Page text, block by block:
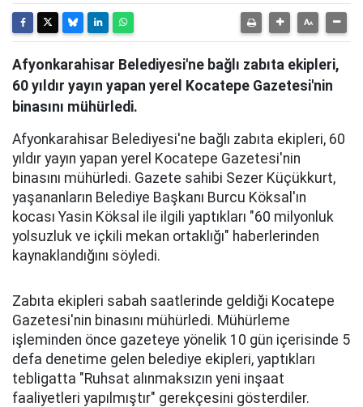
Afyonkarahisar Belediyesi'ne bağlı zabıta ekipleri,
60 yıldır yayın yapan yerel Kocatepe Gazetesi'nin
binasını mühürledi.
Afyonkarahisar Belediyesi'ne bağlı zabıta ekipleri, 60
yıldır yayın yapan yerel Kocatepe Gazetesi'nin
binasını mühürledi. Gazete sahibi Sezer Küçükkurt,
yaşananların Belediye Başkanı Burcu Köksal'ın
kocası Yasin Köksal ile ilgili yaptıkları "60 milyonluk
yolsuzluk ve içkili mekan ortaklığı" haberlerinden
kaynaklandığını söyledi.
Zabıta ekipleri sabah saatlerinde geldiği Kocatepe
Gazetesi'nin binasını mühürledi. Mühürleme
işleminden önce gazeteye yönelik 10 gün içerisinde 5
defa denetime gelen belediye ekipleri, yaptıkları
tebligatta "Ruhsat alınmaksızın yeni inşaat
faaliyetleri yapılmıştır" gerekçesini gösterdiler.